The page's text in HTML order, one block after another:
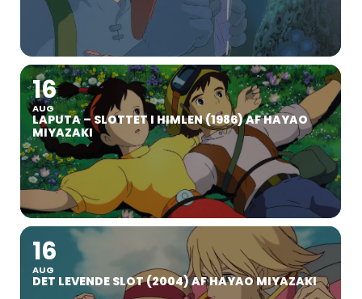
16
AUG
LAPUTA – SLOTTET I HIMLEN (1986) AF HAYAO
MIYAZAKI
16
AUG
DET LEVENDE SLOT (2004) AF HAYAO MIYAZAKI